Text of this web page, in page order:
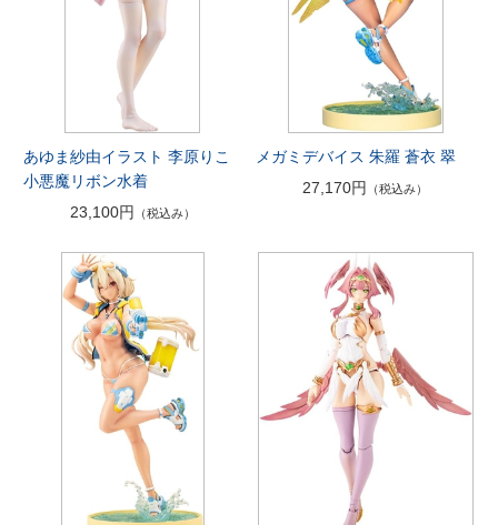
あゆま紗由イラスト 李原りこ
小悪魔リボン水着
23,100円
（税込み）
メガミデバイス 朱羅 蒼衣 翠
27,170円
（税込み）